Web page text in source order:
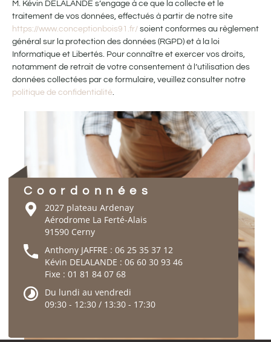
M. Kévin DELALANDE s’engage à ce que la collecte et le
traitement de vos données, effectués à partir de notre site
https://www.conceptionbois91.fr/ soient conformes au règlement
général sur la protection des données (RGPD) et à la loi
Informatique et Libertés. Pour connaître et exercer vos droits,
notamment de retrait de votre consentement à l’utilisation des
données collectées par ce formulaire, veuillez consulter notre
politique de confidentialité.
Coordonnées
2027 plateau Ardenay
Aérodrome La Ferté-Alais
91590 Cerny
Anthony JAFFRE : 06 25 35 37 12
Kévin DELALANDE : 06 60 30 93 46
Fixe : 01 81 84 07 68
Du lundi au vendredi
09:30 - 12:30 / 13:30 - 17:30